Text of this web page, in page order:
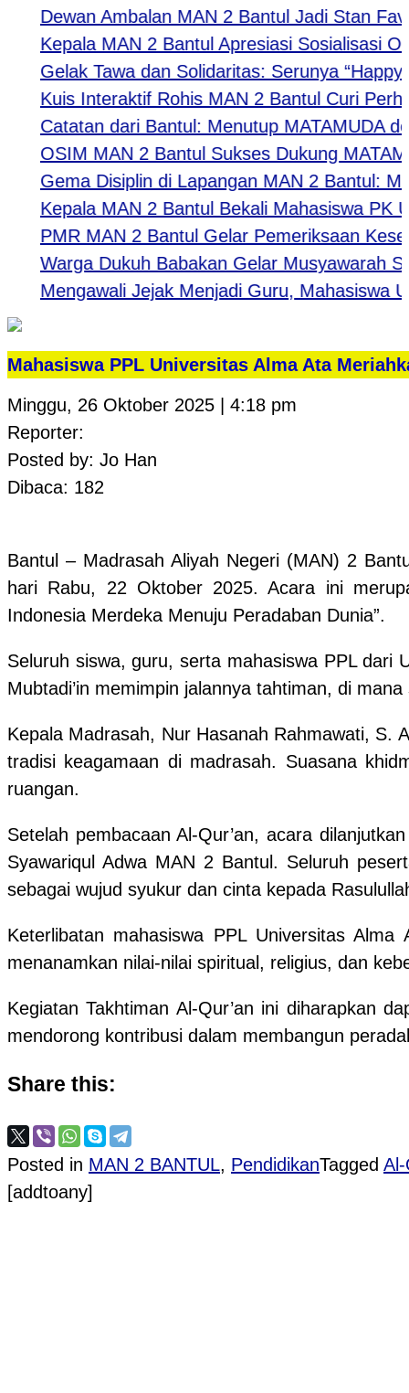
Dewan Ambalan MAN 2 Bantul Jadi Stan
Kepala MAN 2 Bantul Apresiasi Sosialisasi
Gelak Tawa dan Solidaritas: Serunya “Happy
Kuis Interaktif Rohis MAN 2 Bantul Curi
Catatan dari Bantul: Menutup MATAMUDA
OSIM MAN 2 Bantul Sukses Dukung
Gema Disiplin di Lapangan MAN 2 Bantul:
Kepala MAN 2 Bantul Bekali Mahasiswa PK
PMR MAN 2 Bantul Gelar Pemeriksaan
Warga Dukuh Babakan Gelar Musyawarah
Mengawali Jejak Menjadi Guru, Mahasiswa
Mahasiswa PPL Universitas Alma Ata
Minggu, 26 Oktober 2025 | 4:18 pm
Reporter:
Posted by: Jo Han
Dibaca: 182
Bantul – Madrasah Aliyah Negeri (MAN) 2
hari Rabu, 22 Oktober 2025. Acara ini
Indonesia Merdeka Menuju Peradaban Dunia”.
Seluruh siswa, guru, serta mahasiswa PPL dari
Mubtadi’in memimpin jalannya tahtiman, di
Kepala Madrasah, Nur Hasanah Rahmawati, S.
tradisi keagamaan di madrasah. Suasana
ruangan.
Setelah pembacaan Al-Qur’an, acara
Syawariqul Adwa MAN 2 Bantul. Seluruh
sebagai wujud syukur dan cinta kepada
Keterlibatan mahasiswa PPL Universitas
menanamkan nilai-nilai spiritual, religius, dan
Kegiatan Takhtiman Al-Qur’an ini diharapkan
mendorong kontribusi dalam membangun
Share this:
Posted in MAN 2 BANTUL, PendidikanTagged
[addtoany]